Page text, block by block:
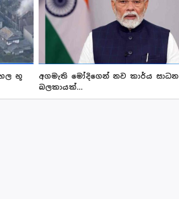
භූ
අගමැති මෝදිගෙන් නව කාර්ය සාධන
බලකායක්...